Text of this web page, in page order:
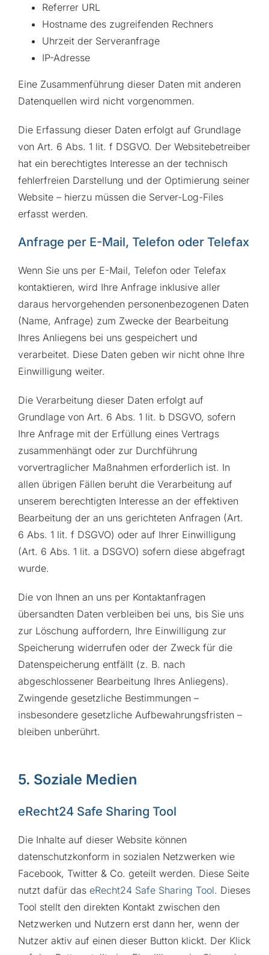
Referrer URL
Hostname des zugreifenden Rechners
Uhrzeit der Serveranfrage
IP-Adresse
Eine Zusammenführung dieser Daten mit anderen
Datenquellen wird nicht vorgenommen.
Die Erfassung dieser Daten erfolgt auf Grundlage
von Art. 6 Abs. 1 lit. f DSGVO. Der Websitebetreiber
hat ein berechtigtes Interesse an der technisch
fehlerfreien Darstellung und der Optimierung seiner
Website – hierzu müssen die Server-Log-Files
erfasst werden.
Anfrage per E-Mail, Telefon oder Telefax
Wenn Sie uns per E-Mail, Telefon oder Telefax
kontaktieren, wird Ihre Anfrage inklusive aller
daraus hervorgehenden personenbezogenen Daten
(Name, Anfrage) zum Zwecke der Bearbeitung
Ihres Anliegens bei uns gespeichert und
verarbeitet. Diese Daten geben wir nicht ohne Ihre
Einwilligung weiter.
Die Verarbeitung dieser Daten erfolgt auf
Grundlage von Art. 6 Abs. 1 lit. b DSGVO, sofern
Ihre Anfrage mit der Erfüllung eines Vertrags
zusammenhängt oder zur Durchführung
vorvertraglicher Maßnahmen erforderlich ist. In
allen übrigen Fällen beruht die Verarbeitung auf
unserem berechtigten Interesse an der effektiven
Bearbeitung der an uns gerichteten Anfragen (Art.
6 Abs. 1 lit. f DSGVO) oder auf Ihrer Einwilligung
(Art. 6 Abs. 1 lit. a DSGVO) sofern diese abgefragt
wurde.
Die von Ihnen an uns per Kontaktanfragen
übersandten Daten verbleiben bei uns, bis Sie uns
zur Löschung auffordern, Ihre Einwilligung zur
Speicherung widerrufen oder der Zweck für die
Datenspeicherung entfällt (z. B. nach
abgeschlossener Bearbeitung Ihres Anliegens).
Zwingende gesetzliche Bestimmungen –
insbesondere gesetzliche Aufbewahrungsfristen –
bleiben unberührt.
5. Soziale Medien
eRecht24 Safe Sharing Tool
Die Inhalte auf dieser Website können
datenschutzkonform in sozialen Netzwerken wie
Facebook, Twitter & Co. geteilt werden. Diese Seite
nutzt dafür das eRecht24 Safe Sharing Tool. Dieses
Tool stellt den direkten Kontakt zwischen den
Netzwerken und Nutzern erst dann her, wenn der
Nutzer aktiv auf einen dieser Button klickt. Der Klick